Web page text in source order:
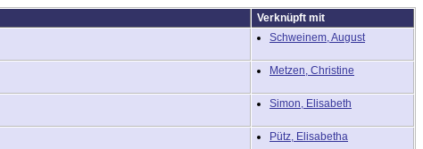
Verknüpft mit
Schweinem, August
Metzen, Christine
Simon, Elisabeth
Pütz, Elisabetha